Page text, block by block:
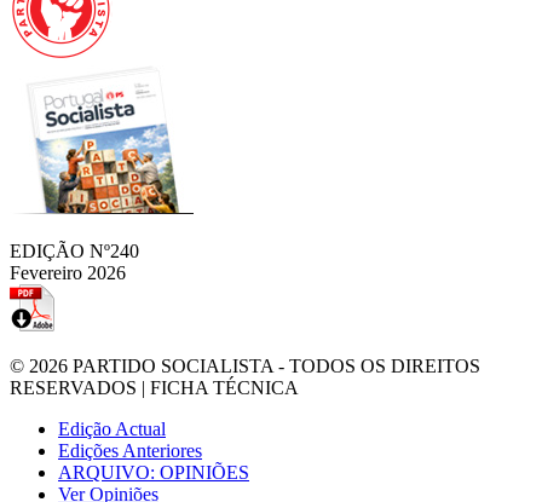
EDIÇÃO Nº240
Fevereiro 2026
© 2026 PARTIDO SOCIALISTA - TODOS OS DIREITOS
RESERVADOS | FICHA TÉCNICA
Edição Actual
Edições Anteriores
ARQUIVO: OPINIÕES
Ver Opiniões